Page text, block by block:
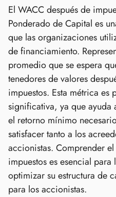
El WACC después de
Ponderado de Capital es
que las organizaciones
de financiamiento.
promedio que se espera
tenedores de valores
impuestos. Esta métrica es
significativa, ya que ayuda
el retorno mínimo
satisfacer tanto a los
accionistas. Comprender
impuestos es esencial para
optimizar su estructura de
para los accionistas.